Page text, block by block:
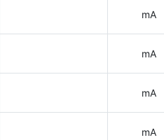
mA
mA
mA
mA